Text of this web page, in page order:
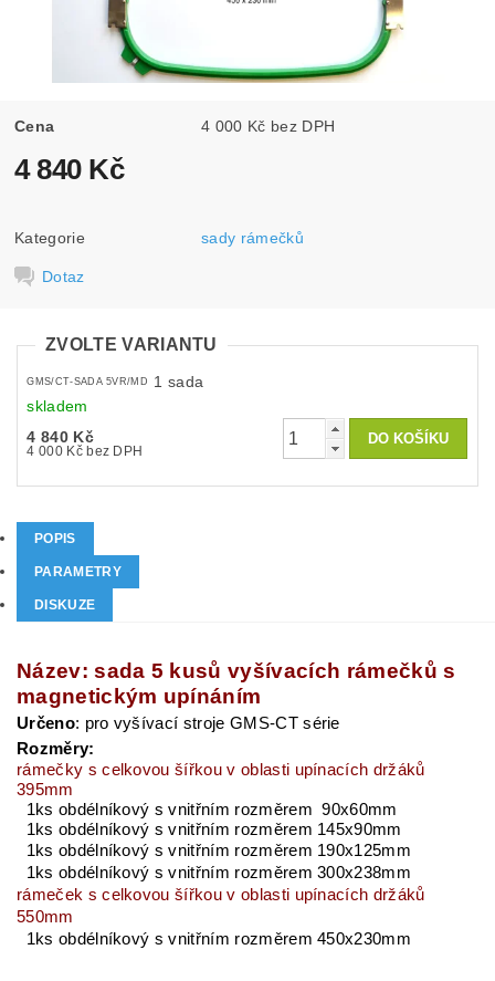
Cena 4 000 Kč bez DPH
4 840 Kč
Kategorie sady rámečků
Dotaz
ZVOLTE VARIANTU
GMS/CT-SADA 5VR/MD
1 sada
skladem
4 840 Kč
4 000 Kč bez DPH
POPIS
PARAMETRY
DISKUZE
Název: sada 5 kusů vyšívacích rámečků s
magnetickým upínáním
Určeno: pro vyšívací stroje GMS-CT série
Rozměry:
rámečky s celkovou šířkou v oblasti upínacích držáků
395mm
1ks obdélníkový s vnitřním rozměrem 90x60mm
1ks obdélníkový s vnitřním rozměrem 145x90mm
1ks obdélníkový s vnitřním rozměrem 190x125mm
1ks obdélníkový s vnitřním rozměrem 300x238mm
rámeček s celkovou šířkou v oblasti upínacích držáků
550mm
1ks obdélníkový s vnitřním rozměrem 450x230mm